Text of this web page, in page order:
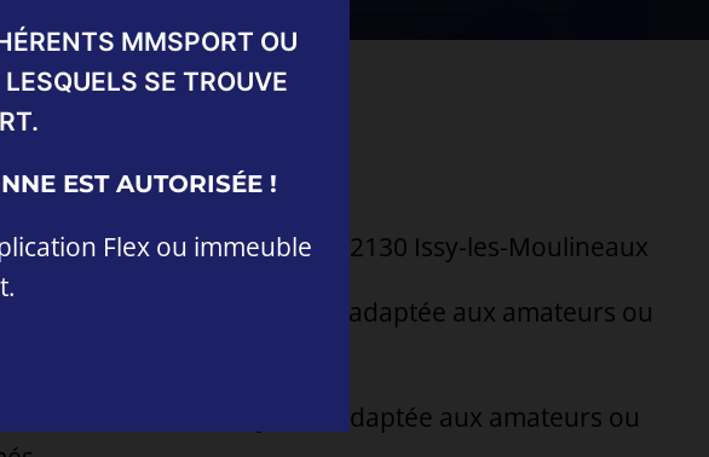
février 2026 à 18h00
1 Rue Rouget de Lisle, 92130 Issy-les-Moulineaux
Première session Hyrox – adaptée aux amateurs ou
Seconde session Hyrox – adaptée aux amateurs ou
MMSPORT OU
SE TROUVE
EST AUTORISÉE !
Flex ou immeuble